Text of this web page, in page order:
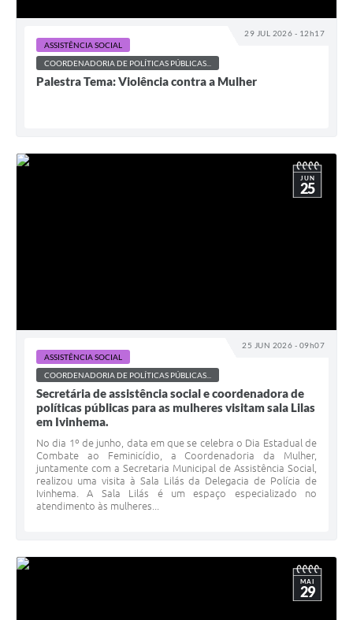
29 JUL 2026 - 12h17
ASSISTÊNCIA SOCIAL
COORDENADORIA DE POLÍTICAS PÚBLICAS...
Palestra Tema: Violência contra a Mulher
25 JUN 2026 - 09h07
JUN
25
ASSISTÊNCIA SOCIAL
COORDENADORIA DE POLÍTICAS PÚBLICAS...
Secretária de assistência social e coordenadora de
políticas públicas para as mulheres visitam sala Lilas
em Ivinhema.
No dia 1º de junho, data em que se celebra o Dia Estadual de
Combate ao Feminicídio, a Coordenadoria da Mulher,
juntamente com a Secretaria Municipal de Assistência Social,
realizou uma visita à Sala Lilás da Delegacia de Polícia de
Ivinhema. A Sala Lilás é um espaço especializado no
atendimento às mulheres...
MAI
29